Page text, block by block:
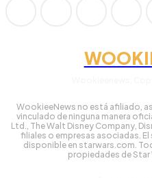
WookieeNews no está afiliado,
vinculado de ninguna manera
Ltd., The Walt Disney Company,
filiales o empresas asociadas.
disponible en starwars.com.
propiedades de Star